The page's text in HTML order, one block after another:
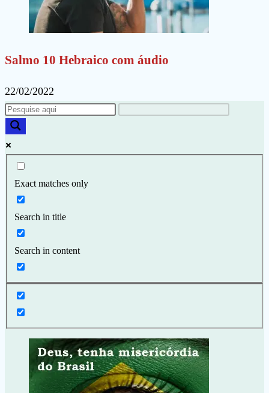
Salmo 10 Hebraico com áudio
22/02/2022
Exact matches only
Search in title
Search in content